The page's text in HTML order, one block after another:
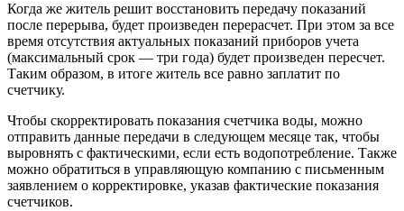
Когда же житель решит восстановить передачу показаний
после перерыва, будет произведен перерасчет. При этом за все
время отсутствия актуальных показаний приборов учета
(максимальный срок — три года) будет произведен пересчет.
Таким образом, в итоге житель все равно заплатит по
счетчику.
Чтобы скорректировать показания счетчика воды, можно
отправить данные передачи в следующем месяце так, чтобы
выровнять с фактическими, если есть водопотребление. Также
можно обратиться в управляющую компанию с письменным
заявлением о корректировке, указав фактические показания
счетчиков.